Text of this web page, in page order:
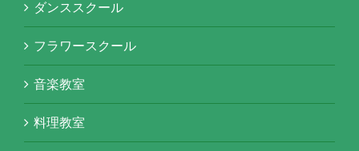
ダンススクール
フラワースクール
音楽教室
料理教室